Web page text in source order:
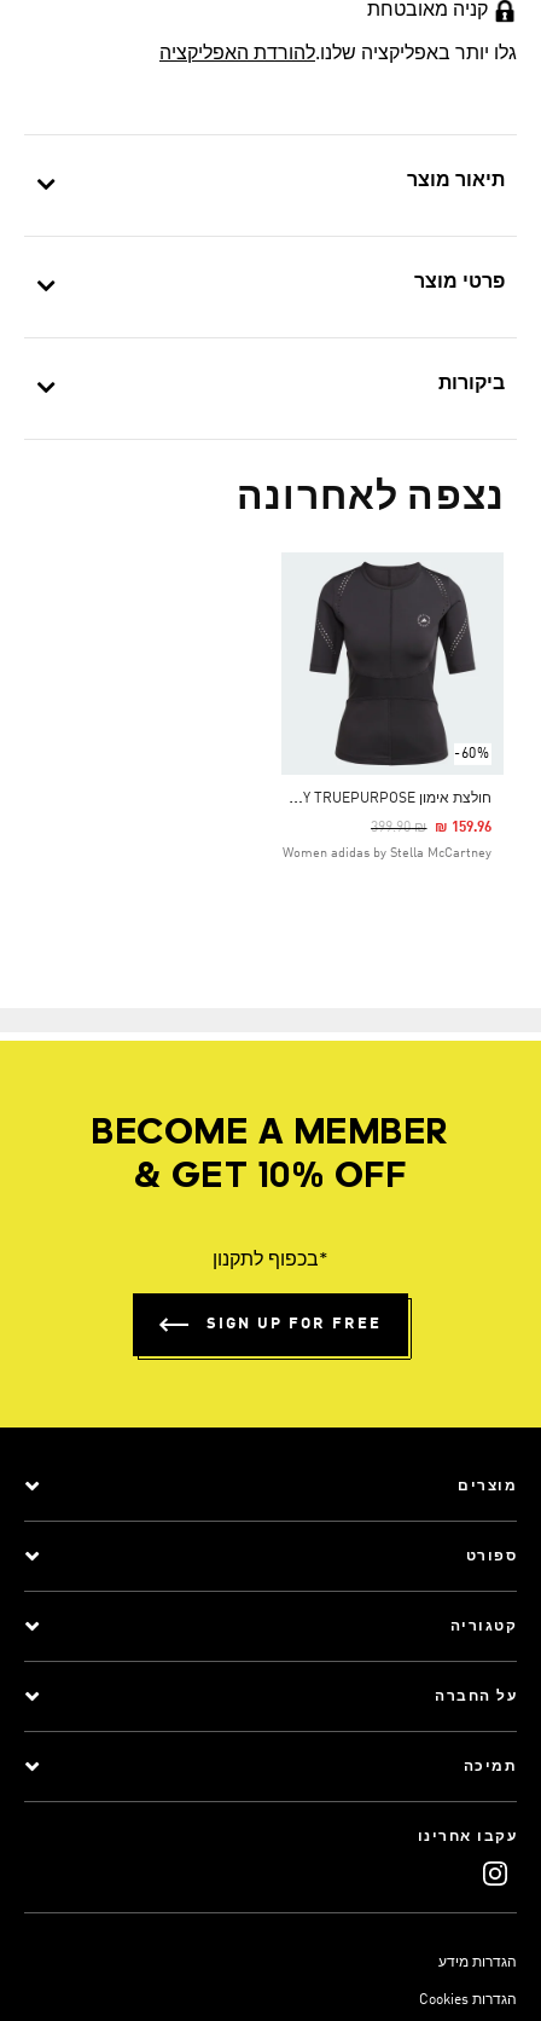
תיאור מוצר
פרטי מוצר
ביקורות
נצפה לאחרונה
-60%
ח
ולצת אימון ADIDAS BY STELLA MCCARTNEY TRUEPURPOSE
Price Reduced From
₪ 399.90
To ₪ 159.96
Women adidas by Stella McCartney
קניה מאובטחת
גלו יותר באפליקציה שלנו.להורדת האפליקציה
BECOME A MEMBER
& GET 10% OFF
*בכפוף לתקנון
SIGN UP FOR FREE
מוצרים
ספורט
קטגוריה
על החברה
תמיכה
עקבו אחרינו
הגדרות מידע
Cookies הגדרות